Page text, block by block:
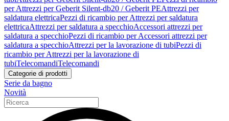
per Attrezzi per Geberit Silent-db20 / Geberit PEAttrezzi per
saldatura elettricaPezzi di ricambio per Attrezzi per saldatura
elettricaAttrezzi per saldatura a specchioAccessori attrezzi per
saldatura a specchioPezzi di ricambio per Accessori attrezzi per
saldatura a specchioAttrezzi per la lavorazione di tubiPezzi di
ricambio per Attrezzi per la lavorazione di
tubiTelecomandiTelecomandi
Categorie di prodotti
Serie da bagno
Novità